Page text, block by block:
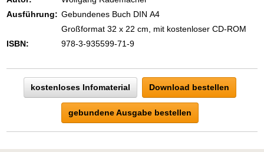
Ausführung: Gebundenes Buch DIN A4
Großformat 32 x 22 cm, mit kostenloser CD-ROM
ISBN:
978-3-935599-71-9
kostenloses Infomaterial Download bestellen
gebundene Ausgabe bestellen